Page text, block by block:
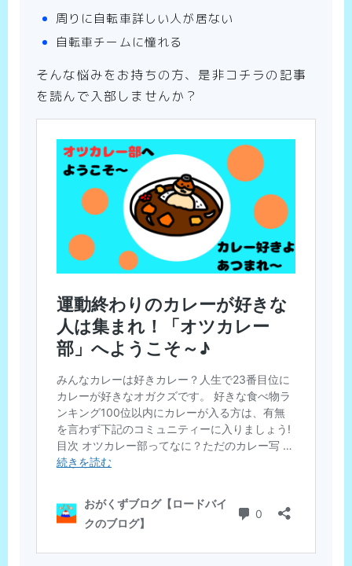
周りに自転車詳しい人が居ない
自転車チームに憧れる
そんな悩みをお持ちの方、是非コチラの記事
を読んで入部しませんか？